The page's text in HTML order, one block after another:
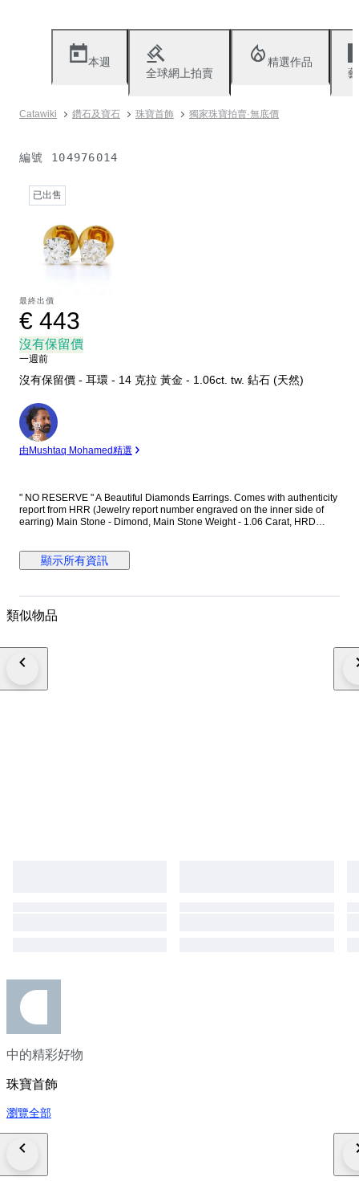
本週
全球網上拍賣
精選作品
Catawiki 鑽石及寶石 珠寶首飾 獨家珠寶拍賣·無底價
編號 104976014
已出售
最終出價
€ 443
沒有保留價
一週前
沒有保留價 - 耳環 - 14 克拉 黃金 - 1.06ct. tw. 鉆石 (天然)
專
家
由Mushtaq Mohamed精選
" NO RESERVE " A Beautiful Diamonds Earrings. Comes with authenticity
report from HRR (Jewelry report number engraved on the inner side of
earring) Main Stone - Dimond, Main Stone Weight - 1.06 Carat, HRD
顯示所有資訊
類似物品
中的精彩好物
珠寶首飾
瀏覽全部